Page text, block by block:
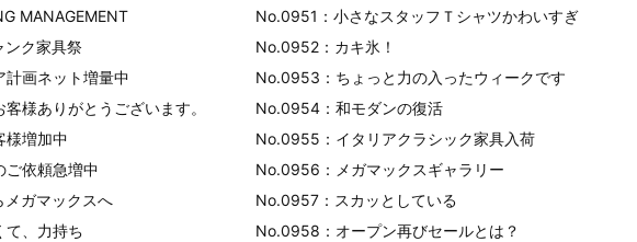
MANAGEMENT
ク家具祭
画ネット増量中
様ありがとうございます。
増加中
依頼急増中
ガマックスへ
、力持ち
No.0951：小さなスタッフＴシャツかわいすぎ
No.0952：カキ氷！
No.0953：ちょっと力の入ったウィークです
No.0954：和モダンの復活
No.0955：イタリアクラシック家具入荷
No.0956：メガマックスギャラリー
No.0957：スカッとしている
No.0958：オープン再びセールとは？